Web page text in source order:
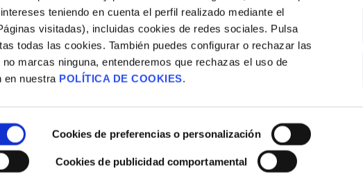
teniendo en cuenta el perfil realizado mediante el
visitadas), incluidas cookies de redes sociales. Pulsa
todas las cookies. También puedes configurar o rechazar las
marcas ninguna, entenderemos que rechazas el uso de
en nuestra POLÍTICA DE COOKIES.
Cookies de preferencias o personalización
Cookies de publicidad comportamental
Portal de Empleo
CONSULTA NUESTRAS OFERTAS
Legal Política de Cookies|Site Map|Blog|